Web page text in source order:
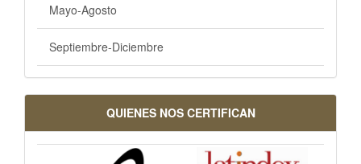
Mayo-Agosto
Septiembre-Diciembre
QUIENES NOS CERTIFICAN